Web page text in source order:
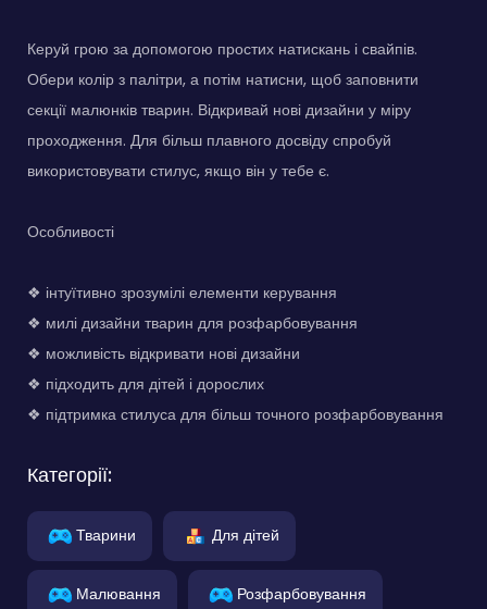
Керуй грою за допомогою простих натискань і свайпів.
Обери колір з палітри, а потім натисни, щоб заповнити
секції малюнків тварин. Відкривай нові дизайни у міру
проходження. Для більш плавного досвіду спробуй
використовувати стилус, якщо він у тебе є.
Особливості
❖ інтуїтивно зрозумілі елементи керування
❖ милі дизайни тварин для розфарбовування
❖ можливість відкривати нові дизайни
❖ підходить для дітей і дорослих
❖ підтримка стилуса для більш точного розфарбовування
Категорії:
Тварини Для дітей
Малювання Розфарбовування